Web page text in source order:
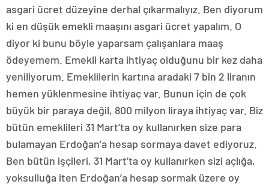
asgari ücret düzeyine derhal çıkarmalıyız. Ben diyorum
ki en düşük emekli maaşını asgari ücret yapalım. O
diyor ki bunu böyle yaparsam çalışanlara maaş
ödeyemem. Emekli karta ihtiyaç olduğunu bir kez daha
yeniliyorum. Emeklilerin kartına aradaki 7 bin 2 liranın
hemen yüklenmesine ihtiyaç var. Bunun için de çok
büyük bir paraya değil, 800 milyon liraya ihtiyaç var. Biz
bütün emeklileri 31 Mart’ta oy kullanırken size para
bulamayan Erdoğan’a hesap sormaya davet ediyoruz.
Ben bütün işçileri, 31 Mart’ta oy kullanırken sizi açlığa,
yoksulluğa iten Erdoğan’a hesap sormak üzere oy